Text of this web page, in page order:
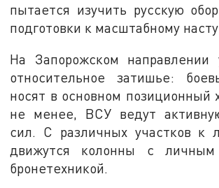
пытается изучить русскую
подготовки к масштабному
На Запорожском направлении
относительное затишье:
носят в основном позиционный
не менее, ВСУ ведут
сил. С различных участков к
движутся колонны с
бронетехникой.